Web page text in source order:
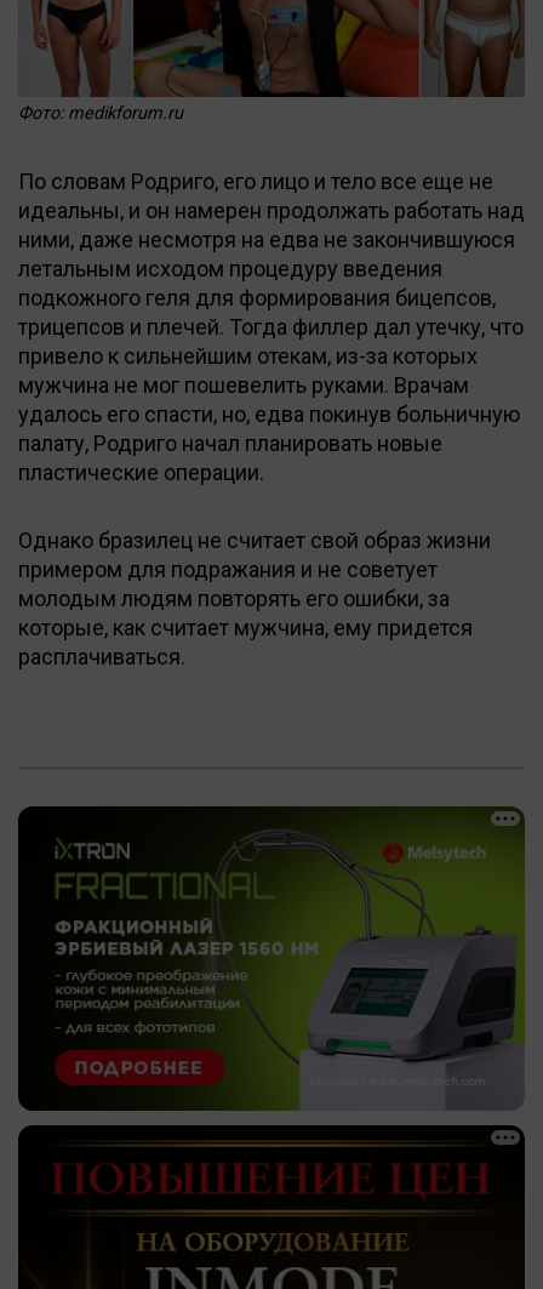
Фото: medikforum.ru
По словам Родриго, его лицо и тело все еще не
идеальны, и он намерен продолжать работать над
ними, даже несмотря на едва не закончившуюся
летальным исходом процедуру введения
подкожного геля для формирования бицепсов,
трицепсов и плечей. Тогда филлер дал утечку, что
привело к сильнейшим отекам, из-за которых
мужчина не мог пошевелить руками. Врачам
удалось его спасти, но, едва покинув больничную
палату, Родриго начал планировать новые
пластические операции.
Однако бразилец не считает свой образ жизни
примером для подражания и не советует
молодым людям повторять его ошибки, за
которые, как считает мужчина, ему придется
расплачиваться.